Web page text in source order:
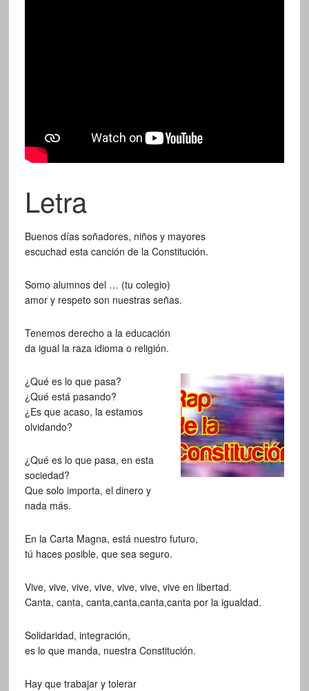
Letra
Buenos días soñadores, niños y mayores
escuchad esta canción de la Constitución.
Somo alumnos del … (tu colegio)
amor y respeto son nuestras señas.
Tenemos derecho a la educación
da igual la raza idioma o religión.
¿Qué es lo que pasa?
¿Qué está pasando?
¿Es que acaso, la estamos
olvidando?
¿Qué es lo que pasa, en esta
sociedad?
Que solo importa, el dinero y
nada más.
En la Carta Magna, está nuestro futuro,
tú haces posible, que sea seguro.
Vive, vive, vive, vive, vive, vive, vive en libertad.
Canta, canta, canta,canta,canta,canta por la igualdad.
Solidaridad, integración,
es lo que manda, nuestra Constitución.
Hay que trabajar y tolerar